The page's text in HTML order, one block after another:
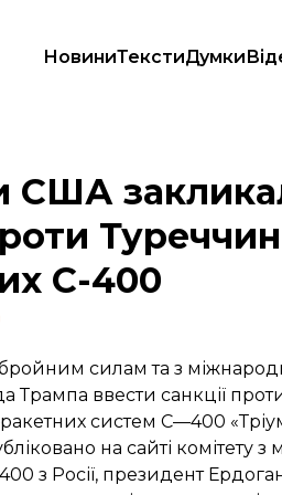
НовиниТекстиДумки
ввести санкції проти Туреччини
США
С-400
силам та з
Трампа ввести санкції
систем С—400
на сайті комітету
з Росії, президент